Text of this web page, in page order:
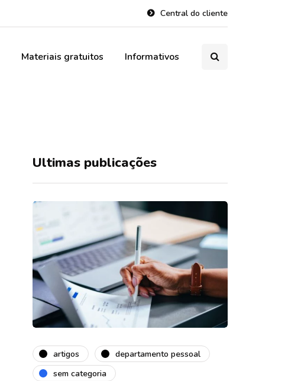
Central do cliente
Materiais gratuitos Informativos
Ultimas publicações
artigos
departamento pessoal
sem categoria